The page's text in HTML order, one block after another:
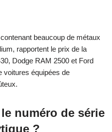
beaucoup de métaux
rapportent le prix de la
Dodge RAM 2500 et Ford
voitures équipées de
numéro de série
?